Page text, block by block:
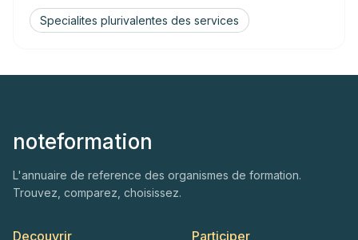
Specialites plurivalentes des services
noteformation
L'annuaire de reference des organismes de formation.
Trouvez, comparez, choisissez.
Decouvrir Participer